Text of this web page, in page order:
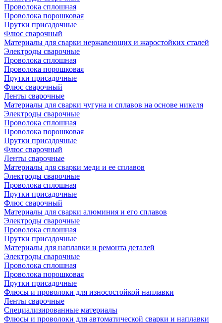
Проволока сплошная
Проволока порошковая
Прутки присадочные
Флюс сварочный
Материалы для сварки нержавеющих и жаростойких сталей
Электроды сварочные
Проволока сплошная
Проволока порошковая
Прутки присадочные
Флюс сварочный
Ленты сварочные
Материалы для сварки чугуна и сплавов на основе никеля
Электроды сварочные
Проволока сплошная
Проволока порошковая
Прутки присадочные
Флюс сварочный
Ленты сварочные
Материалы для сварки меди и ее сплавов
Электроды сварочные
Проволока сплошная
Прутки присадочные
Флюс сварочный
Материалы для сварки алюминия и его сплавов
Электроды сварочные
Проволока сплошная
Прутки присадочные
Материалы для наплавки и ремонта деталей
Электроды сварочные
Проволока сплошная
Проволока порошковая
Прутки присадочные
Флюсы и проволоки для износостойкой наплавки
Ленты сварочные
Специализированные материалы
Флюсы и проволоки для автоматической сварки и наплавки